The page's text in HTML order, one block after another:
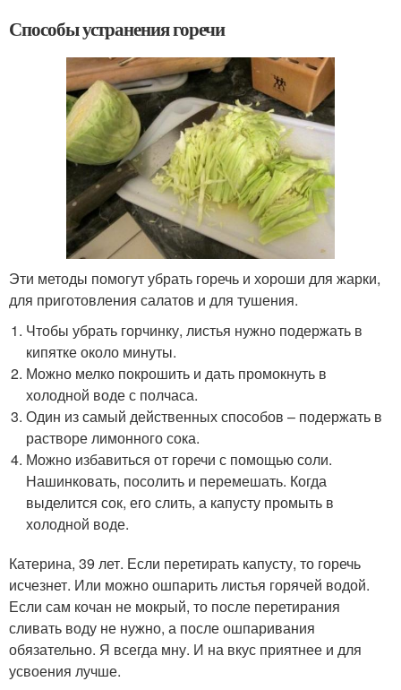
Способы устранения горечи
Эти методы помогут убрать горечь и хороши для жарки,
для приготовления салатов и для тушения.
Чтобы убрать горчинку, листья нужно подержать в
кипятке около минуты.
Можно мелко покрошить и дать промокнуть в
холодной воде с полчаса.
Один из самый действенных способов – подержать в
растворе лимонного сока.
Можно избавиться от горечи с помощью соли.
Нашинковать, посолить и перемешать. Когда
выделится сок, его слить, а капусту промыть в
холодной воде.
Катерина, 39 лет. Если перетирать капусту, то горечь
исчезнет. Или можно ошпарить листья горячей водой.
Если сам кочан не мокрый, то после перетирания
сливать воду не нужно, а после ошпаривания
обязательно. Я всегда мну. И на вкус приятнее и для
усвоения лучше.